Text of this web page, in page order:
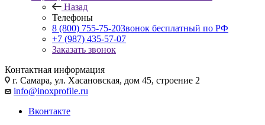
Назад
Телефоны
8 (800) 755-75-20Звонок бесплатный по РФ
+7 (987) 435-57-07
Заказать звонок
Контактная информация
г. Самара, ул. Хасановская, дом 45, строение 2
info@inoxprofile.ru
Вконтакте